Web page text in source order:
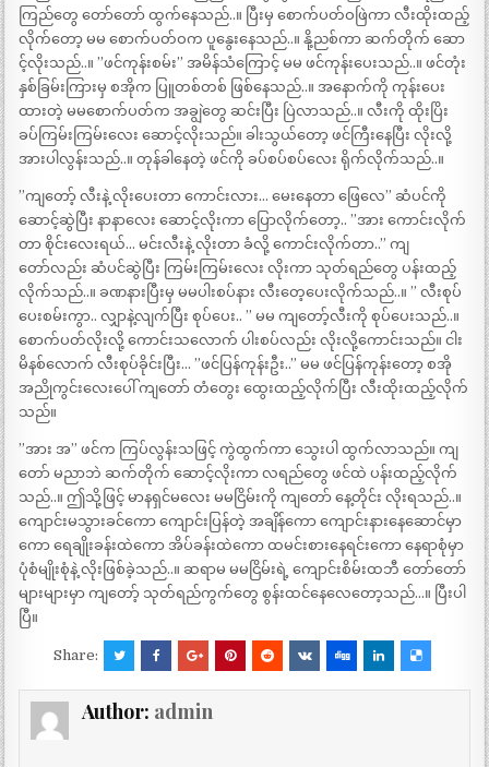
ကြည်တွေ တော်တော် ထွက်နေသည်..။ ပြီးမှ စောက်ပတ်ဝဖြဲကာ လီးထိုးထည့်
လိုက်တော့ မမ စောက်ပတ်ဝက ပူနွေးနေသည်..။ နို့ညစ်ကာ ဆက်တိုက် ဆော
င့်လိုးသည်..။ ”ဖင်ကုန်းစမ်း” အမိန်သံကြောင့် မမ ဖင်ကုန်းပေးသည်..။ ဖင်တုံး
နှစ်ခြမ်းကြားမှ စအိုက ပြူတစ်တစ် ဖြစ်နေသည်..။ အနောက်ကို ကုန်းပေး
ထားတဲ့ မမစောက်ပတ်က အချွဲတွေ ဆင်းပြီး ပြဲလာသည်..။ လီးကို ထိုးပြိး
ခပ်ကြမ်းကြမ်းလေး ဆောင့်လိုးသည်။ ခါးသွယ်တော့ ဖင်ကြီးနေပြီး လိုးလို့
အားပါလွန်းသည်..။ တုန်ခါနေတဲ့ ဖင်ကို ခပ်စပ်စပ်လေး ရိုက်လိုက်သည်..။
”ကျတော့် လီးနဲ့ လိုးပေးတာ ကောင်းလား… မေးနေတာ ဖြေလေ” ဆံပင်ကို
ဆောင့်ဆွဲပြီး နာနာလေး ဆောင့်လိုးကာ ပြောလိုက်တော့.. ”အား ကောင်းလိုက်
တာ စိုင်းလေးရယ်… မင်းလီးနဲ့ လိုးတာ ခံလို့ ကောင်းလိုက်တာ..” ကျ
တော်လည်း ဆံပင်ဆွဲပြီး ကြမ်းကြမ်းလေး လိုးကာ သုတ်ရည်တွေ ပန်းထည့်
လိုက်သည်..။ ခဏနားပြီးမှ မမပါးစပ်နား လီးတေ့ပေးလိုက်သည်..။ ” လီးစုပ်
ပေးစမ်းကွာ.. လျှာနဲ့လျက်ပြီး စုပ်ပေး.. ” မမ ကျတော့်လီးကို စုပ်ပေးသည်..။
စောက်ပတ်လိုးလို့ ကောင်းသလောက် ပါးစပ်လည်း လိုးလို့ကောင်းသည်။ ငါး
မိနစ်လောက် လီးစုပ်ခိုင်းပြီး… ”ဖင်ပြန်ကုန်းဦး..” မမ ဖင်ပြန်ကုန်းတော့ စအို
အညိုကွင်းလေးပေါ် ကျတော် တံတွေး ထွေးထည့်လိုက်ပြီး လီးထိုးထည့်လိုက်
သည်။
”အား အ” ဖင်က ကြပ်လွန်းသဖြင့် ကွဲထွက်ကာ သွေးပါ ထွက်လာသည်။ ကျ
တော် မညာဘဲ ဆက်တိုက် ဆောင့်လိုးကာ လရည်တွေ ဖင်ထဲ ပန်းထည့်လိုက်
သည်..။ ဤသို့ဖြင့် မာနရှင်မလေး မမငြိမ်းကို ကျတော် နေ့တိုင်း လိုးရသည်..။
ကျောင်းမသွားခင်ကော ကျောင်းပြန်တဲ့ အချိန်ကော ကျောင်းနားနေဆောင်မှာ
ကော ရေချိုးခန်းထဲကော အိပ်ခန်းထဲကော ထမင်းစားနေရင်းကော နေရာစုံမှာ
ပုံစံမျိုးစုံနဲ့ လိုးဖြစ်ခဲ့သည်..။ ဆရာမ မမငြိမ်းရဲ့ ကျောင်းစိမ်းထဘီ တော်တော်
များများမှာ ကျတော့် သုတ်ရည်ကွက်တွေ စွန်းထင်နေလေတော့သည်…။ ပြီးပါ
ပြီ။
Share:
Author: admin